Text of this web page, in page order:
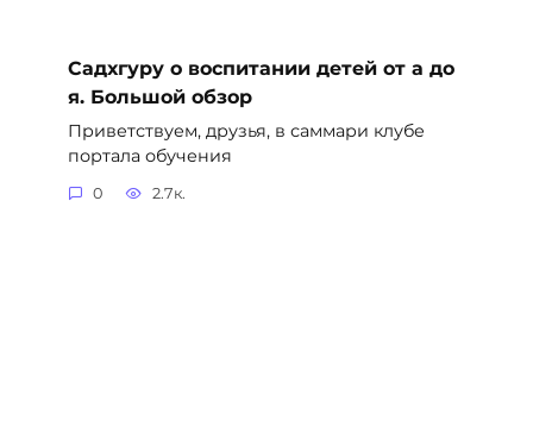
Садхгуру о воспитании детей от а до
я. Большой обзор
Приветствуем, друзья, в саммари клубе
портала обучения
0 2.7к.